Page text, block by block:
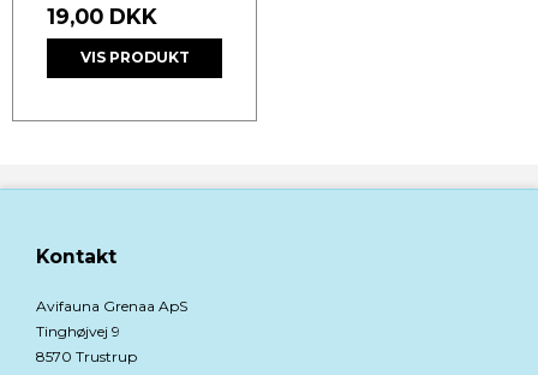
19,00 DKK
VIS PRODUKT
Kontakt
Avifauna Grenaa ApS
Tinghøjvej 9
8570 Trustrup